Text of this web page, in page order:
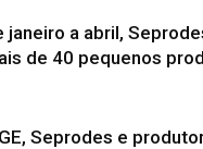
janeiro a abril,
de 40 pequenos
Seprodes e